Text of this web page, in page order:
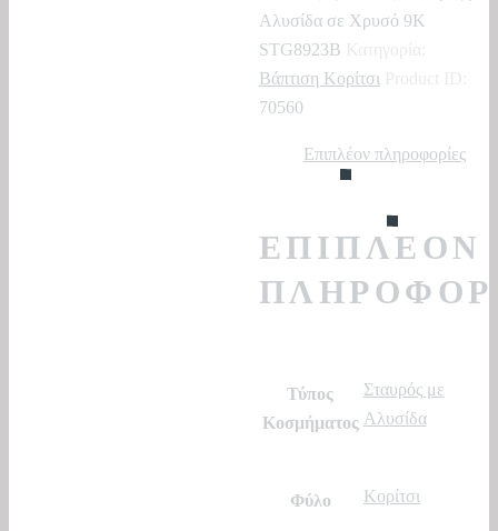
Χρυσό
9Κ
STG8923B
ποσότητα
Αλυσίδα σε Χρυσό 9Κ
STG8923B
Βάπτιση Κορίτσι
70560
Επιπλέον πληροφορίες
ΕΠΙΠΛΈΟΝ
Τύπος
Κοσμήματος
Σταυρός με
Αλυσίδα
Φύλο Κορίτσι